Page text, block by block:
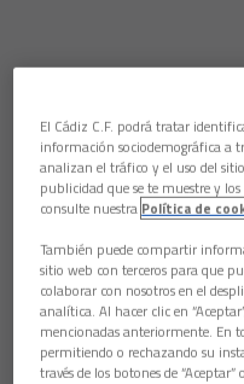
El Cádiz C.F. podrá tratar
información sociodemográfica a
analizan el tráfico y el uso del
publicidad que se te muestre y
consulte nuestra Política de
También puede compartir
sitio web con terceros para que
colaborar con nosotros en el
analítica. Al hacer clic en
mencionadas anteriormente. En
permitiendo o rechazando su
través de los botones de “Aceptar”